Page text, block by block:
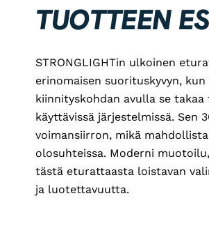
TUOTTEEN
STRONGLIGHTin ulkoinen
erinomaisen suorituskyvyn,
kiinnityskohdan avulla se
käyttävissä järjestelmissä. Sen
voimansiirron, mikä
olosuhteissa. Moderni
tästä eturattaasta loistavan
ja luotettavuutta.